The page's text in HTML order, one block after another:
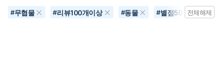
#무협물 #리뷰100개이상 #동물 #별점500개이상
전체해제